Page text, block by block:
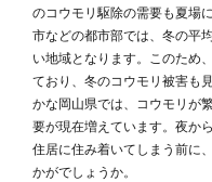
のコウモリ駆除の需要も夏場
市などの都市部では、冬の平
い地域となります。このため
ており、冬のコウモリ被害も
かな岡山県では、コウモリが
要が現在増えています。夜か
住居に住み着いてしまう前に
かがでしょうか。